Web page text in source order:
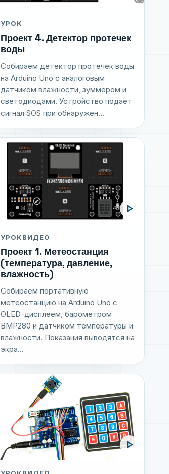
УРОК
Проект 4. Детектор протечек
воды
Собираем детектор протечек воды
на Arduino Uno с аналоговым
датчиком влажности, зуммером и
светодиодами. Устройство подаёт
сигнал SOS при обнаружен...
play_arrow
УРОКВИДЕО
Проект 1. Метеостанция
(температура, давление,
влажность)
Собираем портативную
метеостанцию на Arduino Uno с
OLED-дисплеем, барометром
BMP280 и датчиком температуры и
влажности. Показания выводятся на
экра...
play_arrow